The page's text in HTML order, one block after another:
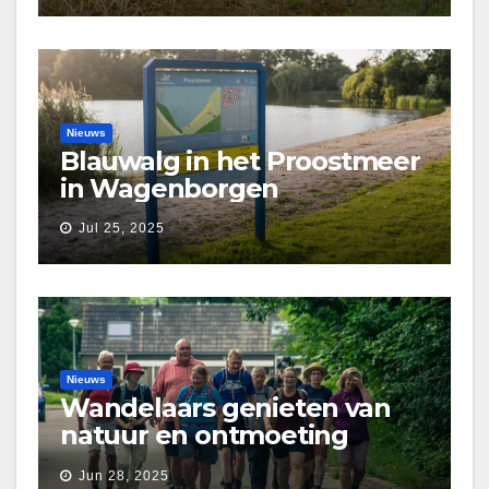
Nieuws
Blauwalg in het Proostmeer
in Wagenborgen
Jul 25, 2025
Nieuws
Wandelaars genieten van
natuur en ontmoeting
tijdens Etapperonde
Jun 28, 2025